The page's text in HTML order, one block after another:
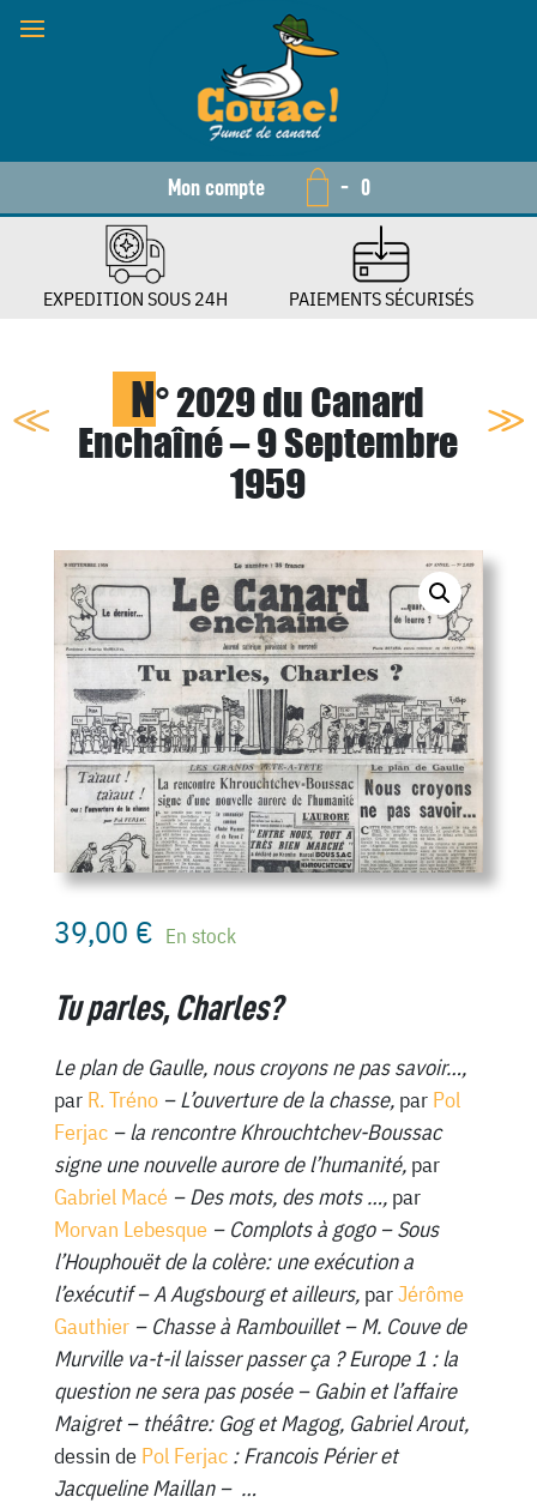
Mon compte - 0
EXPEDITION SOUS 24H PAIEMENTS SÉCURISÉS
N° 2029 du Canard
Enchaîné – 9 Septembre
1959
39,00 € En stock
Tu parles, Charles?
Le plan de Gaulle, nous croyons ne pas savoir…,
par R. Tréno– L’ouverture de la chasse, par Pol
Ferjac– la rencontre Khrouchtchev-Boussac
signe une nouvelle aurore de l’humanité, par
Gabriel Macé – Des mots, des mots …, par
Morvan Lebesque – Complots à gogo – Sous
l’Houphouët de la colère: une exécution a
l’exécutif – A Augsbourg et ailleurs, parJérôme
Gauthier – Chasse à Rambouillet – M. Couve de
Murville va-t-il laisser passer ça ? Europe 1 : la
question ne sera pas posée – Gabin et l’affaire
Maigret – théâtre: Gog et Magog, Gabriel Arout,
dessin de Pol Ferjac: Francois Périer et
Jacqueline Maillan – …